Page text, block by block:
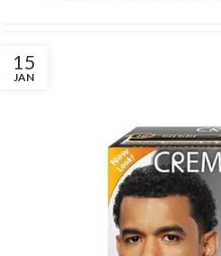
15
JAN